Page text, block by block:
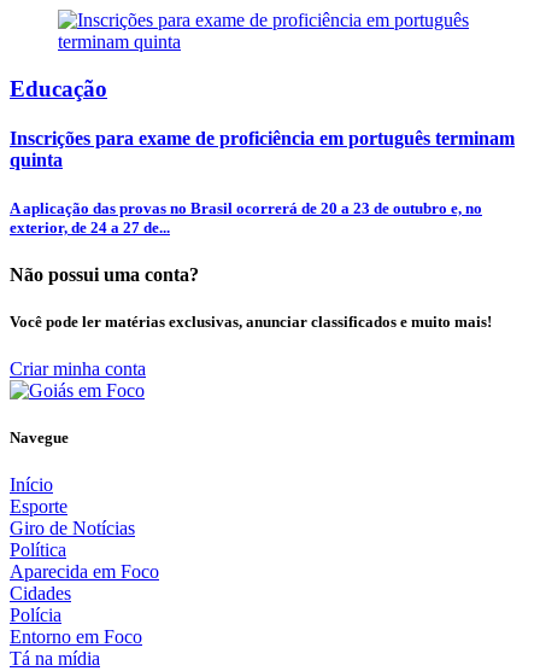
Educação
Inscrições para exame de proficiência em português terminam
quinta
A aplicação das provas no Brasil ocorrerá de 20 a 23 de outubro e, no
exterior, de 24 a 27 de...
Não possui uma conta?
Você pode ler matérias exclusivas, anunciar classificados e muito mais!
Criar minha conta
Navegue
Início
Esporte
Giro de Notícias
Política
Aparecida em Foco
Cidades
Polícia
Entorno em Foco
Tá na mídia